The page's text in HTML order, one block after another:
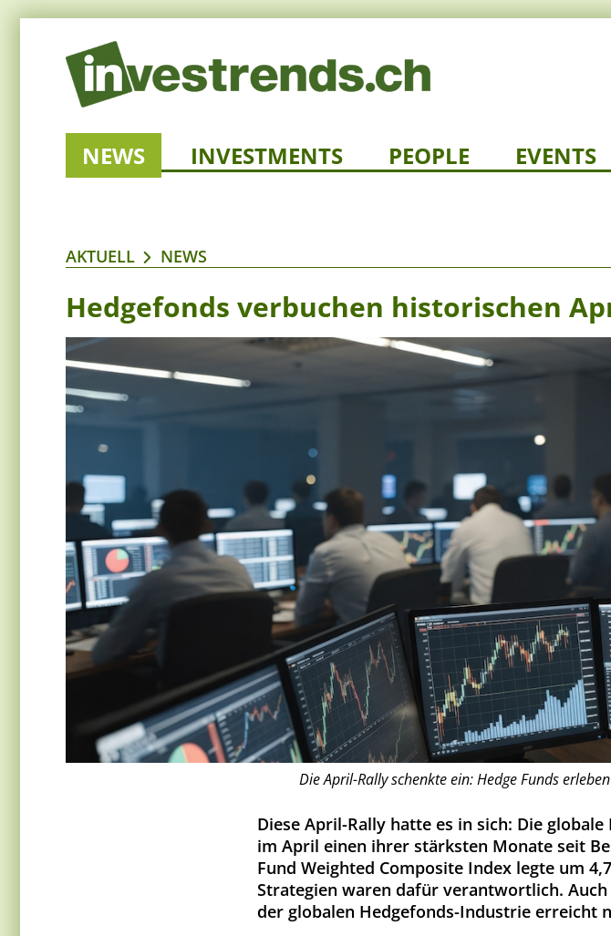
NEWS INVESTMENTS PEOPLE EVENTS
AKTUELL NEWS
Hedgefonds verbuchen historischen
Die April-Rally schenkte ein: Hedge Funds
Diese April-Rally hatte es in sich: Die
im April einen ihrer stärksten Monate seit
Fund Weighted Composite Index legte um
Strategien waren dafür verantwortlich. Auch
der globalen Hedgefonds-Industrie erreicht